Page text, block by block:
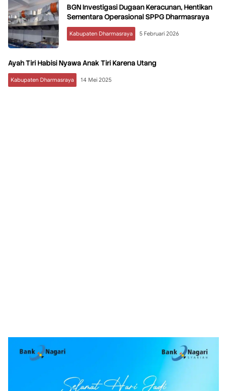
BGN Investigasi Dugaan Keracunan, Hentikan
Sementara Operasional SPPG Dharmasraya
Kabupaten Dharmasraya 5 Februari 2026
Ayah Tiri Habisi Nyawa Anak Tiri Karena Utang
Kabupaten Dharmasraya 14 Mei 2025